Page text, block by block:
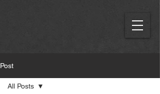
Post
All Posts